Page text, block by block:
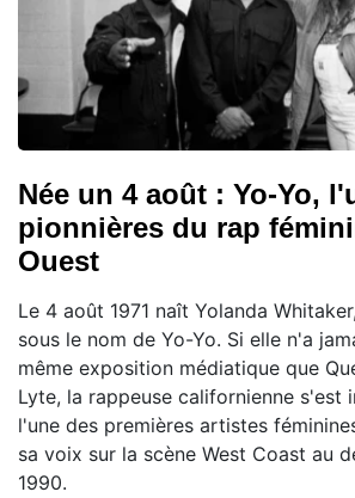
Née un 4 août : Yo-Yo,
pionnières du rap
Ouest
Le 4 août 1971 naît Yolanda
sous le nom de Yo-Yo. Si elle n'a
même exposition médiatique que
Lyte, la rappeuse californienne s'est
l'une des premières artistes
sa voix sur la scène West Coast au
1990.